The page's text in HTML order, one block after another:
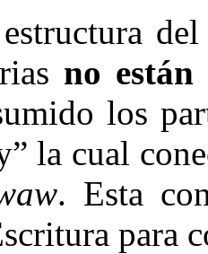
del
no
los
la cual
. Esta
para